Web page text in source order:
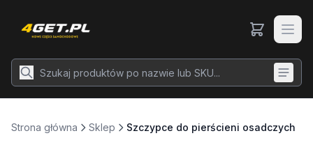
Strona główna Sklep Szczypce do pierścieni osadczych